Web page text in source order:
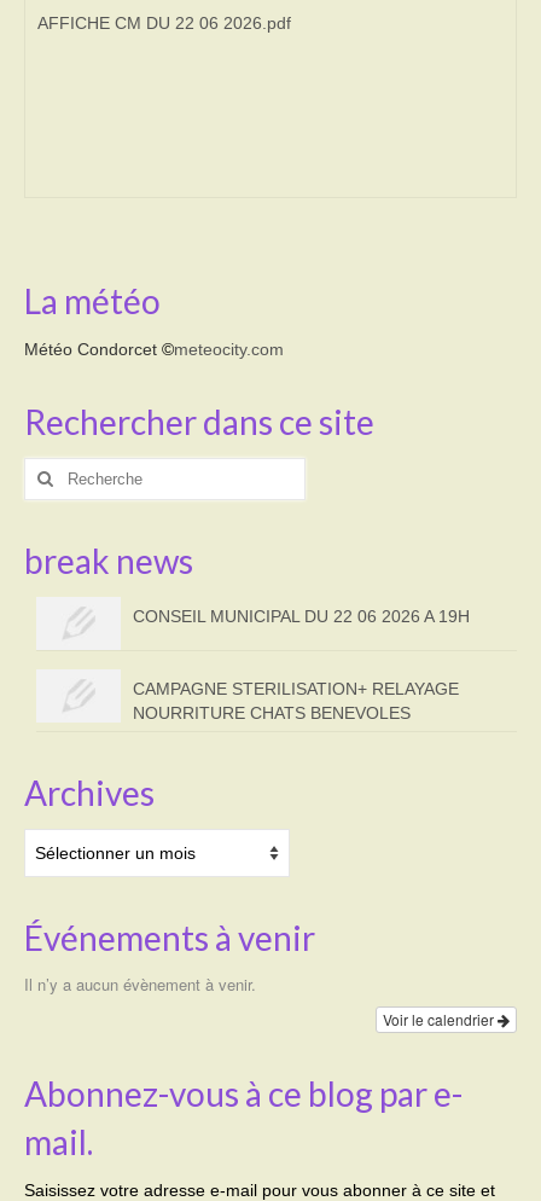
AFFICHE CM DU 22 06 2026.pdf
La météo
Météo Condorcet ©meteocity.com
Rechercher dans ce site
Rechercher
break news
CONSEIL MUNICIPAL DU 22 06 2026 A 19H
CAMPAGNE STERILISATION+ RELAYAGE
NOURRITURE CHATS BENEVOLES
Archives
Événements à venir
Il n’y a aucun évènement à venir.
Voir le calendrier
Abonnez-vous à ce blog par e-
mail.
Saisissez votre adresse e-mail pour vous abonner à ce site et